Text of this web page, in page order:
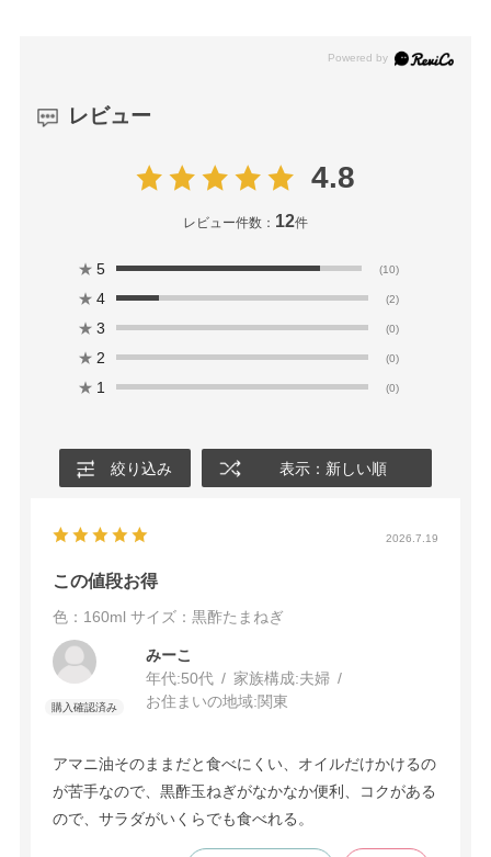
レビュー
4.8
レビュー件数： 12件
★ 5 (10)
★ 4 (2)
★ 3 (0)
★ 2 (0)
★ 1 (0)
絞り込み 表示：新しい順
2026.7.19
この値段お得
色：160ml サイズ：黒酢たまねぎ
みーこ
年代:50代 家族構成:夫婦
お住まいの地域:関東
アマニ油そのままだと食べにくい、オイルだけかけるの
が苦手なので、黒酢玉ねぎがなかなか便利、コクがある
ので、サラダがいくらでも食べれる。